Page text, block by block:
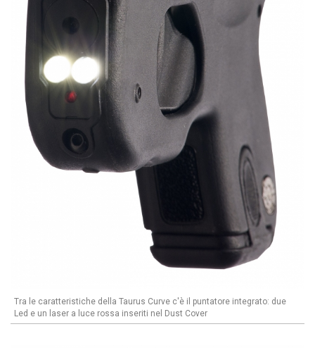
Tra le caratteristiche della Taurus Curve c'è il puntatore integrato: due
Led e un laser a luce rossa inseriti nel Dust Cover